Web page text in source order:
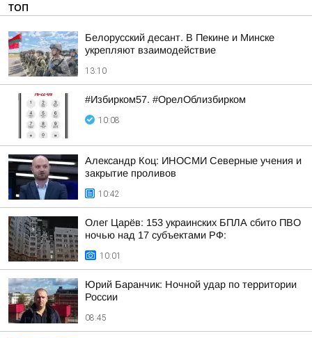
ТОП
Белорусский десант. В Пекине и Минске
укрепляют взаимодействие
13:10
#Избирком57. #ОрелОблизбирком
10:08
Александр Коц: ИНОСМИ Северные учения и
закрытие проливов
10:42
Олег Царёв: 153 украинских БПЛА сбито ПВО
ночью над 17 субъектами РФ:
10:01
Юрий Баранчик: Ночной удар по территории
России
08:45